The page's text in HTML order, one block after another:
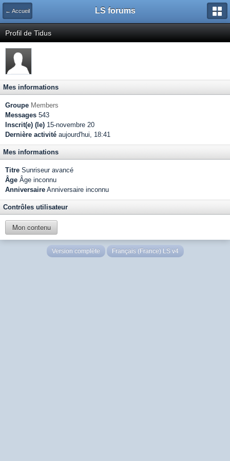
← Accueil LS forums
Profil de Tidus
Mes informations
Groupe Members
Messages 543
Inscrit(e) (le) 15-novembre 20
Dernière activité aujourd'hui, 18:41
Mes informations
Titre Sunriseur avancé
Âge Âge inconnu
Anniversaire Anniversaire inconnu
Contrôles utilisateur
Mon contenu
Version complète Français (France) LS v4